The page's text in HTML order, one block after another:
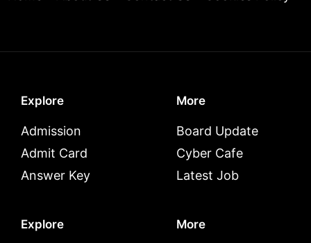
Explore
Admission
Admit Card
Answer Key
More
Board Update
Cyber Cafe
Latest Job
Explore More